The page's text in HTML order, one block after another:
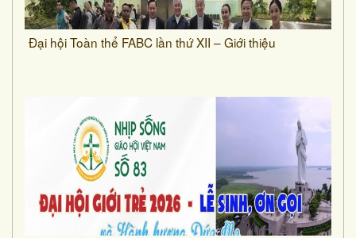
Đại hội Toàn thể FABC lần thứ XII – Giới thiệu